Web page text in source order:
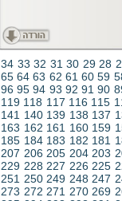
28
29
30
31
32
33
34
59
60
61
62
63
64
65
90
91
92
93
94
95
96
115
116
117
118
119
137
138
139
140
141
159
160
161
162
163
181
182
183
184
185
203
204
205
206
207
225
226
227
228
229
247
248
249
250
251
269
270
271
272
273